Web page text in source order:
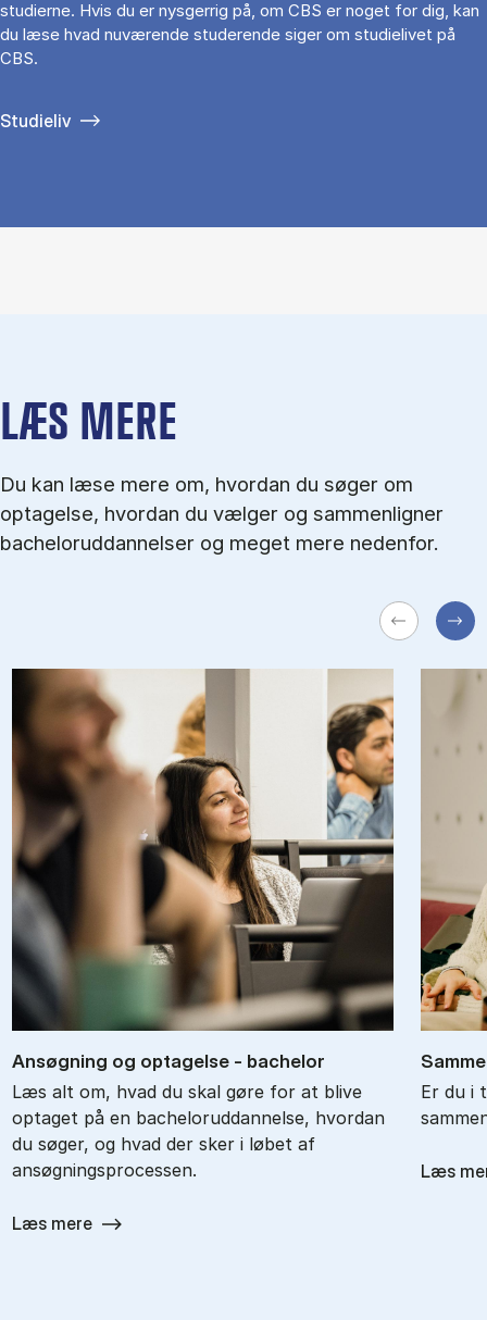
studierne. Hvis du er nysgerrig på, om CBS er noget for dig, kan
du læse hvad nuværende studerende siger om studielivet på
CBS.
Studieliv
LÆS MERE
Du kan læse mere om, hvordan du søger om
optagelse, hvordan du vælger og sammenligner
bacheloruddannelser og meget mere nedenfor.
An­søg­ning og op­ta­gel­se - ba­chel­or
Læs alt om, hvad du skal gøre for at blive
optaget på en bacheloruddannelse, hvordan
du søger, og hvad der sker i løbet af
ansøgningsprocessen.
Læs mere
Er du i
Læs